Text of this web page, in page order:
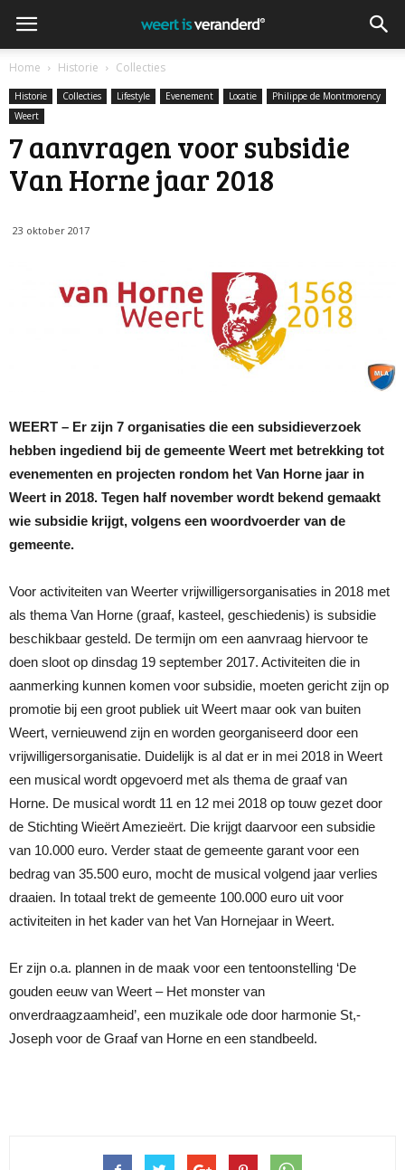
Home Historie Collecties
Historie Collecties Lifestyle Evenement Locatie
Philippe de Montmorency
Weert
7 aanvragen voor subsidie
Van Horne jaar 2018
23 oktober 2017
WEERT – Er zijn 7 organisaties die een subsidieverzoek
hebben ingediend bij de gemeente Weert met betrekking tot
evenementen en projecten rondom het Van Horne jaar in
Weert in 2018. Tegen half november wordt bekend gemaakt
wie subsidie krijgt, volgens een woordvoerder van de
gemeente.
Voor activiteiten van Weerter vrijwilligersorganisaties in 2018 met
als thema Van Horne (graaf, kasteel, geschiedenis) is subsidie
beschikbaar gesteld. De termijn om een aanvraag hiervoor te
doen sloot op dinsdag 19 september 2017. Activiteiten die in
aanmerking kunnen komen voor subsidie, moeten gericht zijn op
promotie bij een groot publiek uit Weert maar ook van buiten
Weert, vernieuwend zijn en worden georganiseerd door een
vrijwilligersorganisatie. Duidelijk is al dat er in mei 2018 in Weert
een musical wordt opgevoerd met als thema de graaf van
Horne. De musical wordt 11 en 12 mei 2018 op touw gezet door
de Stichting Wieërt Amezieërt. Die krijgt daarvoor een subsidie
van 10.000 euro. Verder staat de gemeente garant voor een
bedrag van 35.500 euro, mocht de musical volgend jaar verlies
draaien. In totaal trekt de gemeente 100.000 euro uit voor
activiteiten in het kader van het Van Hornejaar in Weert.
Er zijn o.a. plannen in de maak voor een tentoonstelling ‘De
gouden eeuw van Weert – Het monster van
onverdraagzaamheid’, een muzikale ode door harmonie St,-
Joseph voor de Graaf van Horne en een standbeeld.